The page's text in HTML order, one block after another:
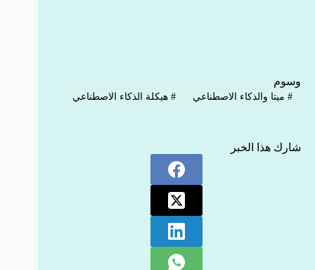
وسوم
#ميتا والذكاء الاصطناعي #هيكلة الذكاء الاصطناعي
شارك هذا الخبر